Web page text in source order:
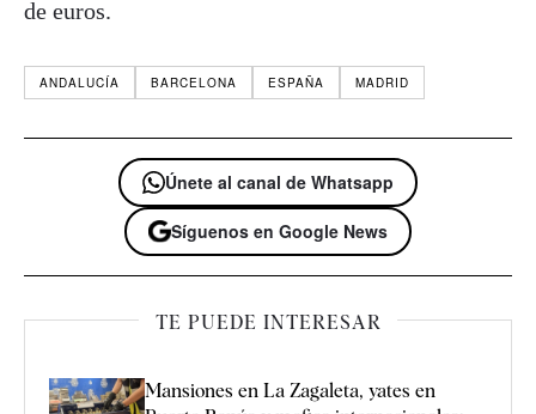
de euros.
ANDALUCÍA BARCELONA ESPAÑA MADRID
Únete al canal de Whatsapp
Síguenos en Google News
TE PUEDE INTERESAR
Mansiones en La Zagaleta, yates en